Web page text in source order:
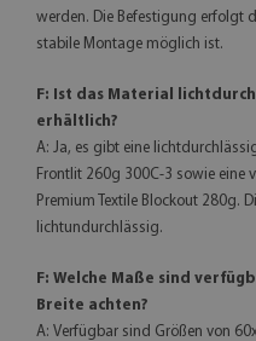
werden. Die Befestigung erfolgt
stabile Montage möglich ist.
F: Ist das Material
erhältlich?
A: Ja, es gibt eine
Frontlit 260g 300C-3 sowie eine
Premium Textile Blockout 280g.
lichtundurchlässig.
F: Welche Maße sind
Breite achten?
A: Verfügbar sind Größen von